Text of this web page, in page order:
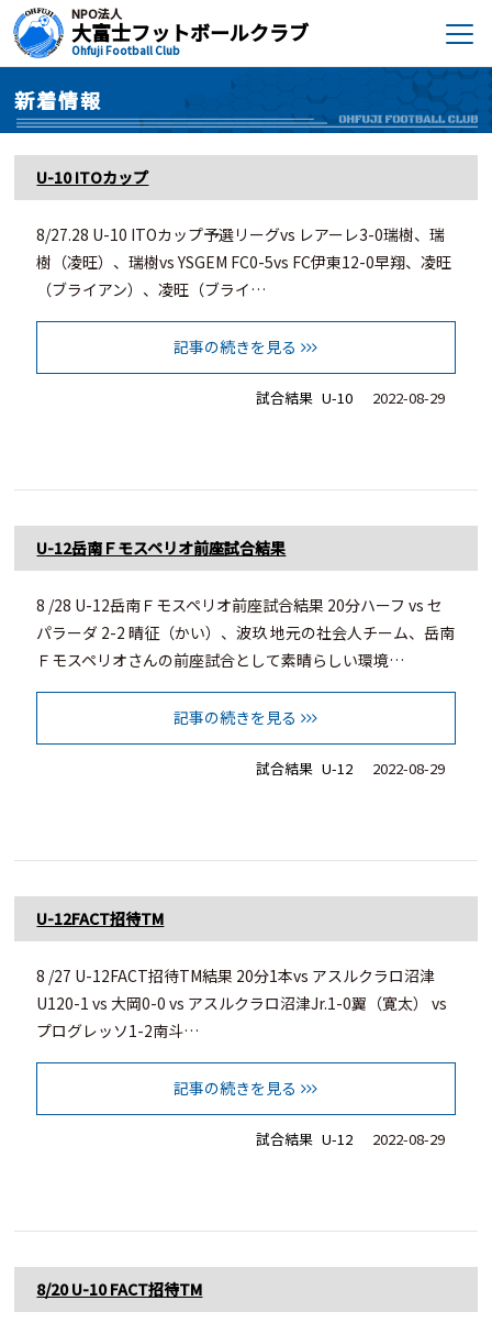
NPO法人
大富士フットボールクラブ
Ohfuji Football Club
新着情報
U-10 ITOカップ
8/27.28 U-10 ITOカップ予選リーグvs レアーレ3-0瑞樹、瑞
樹（凌旺）、瑞樹vs YSGEM FC0-5vs FC伊東12-0早翔、凌旺
（ブライアン）、凌旺（ブライ…
記事の続きを見る
試合結果 U-10 2022-08-29
U-12岳南Ｆモスペリオ前座試合結果
8 /28 U-12岳南Ｆモスペリオ前座試合結果 20分ハーフ vs セ
パラーダ 2-2 晴征（かい）、波玖 地元の社会人チーム、岳南
Ｆモスペリオさんの前座試合として素晴らしい環境…
記事の続きを見る
試合結果 U-12 2022-08-29
U-12FACT招待TM
8 /27 U-12FACT招待TM結果 20分1本vs アスルクラロ沼津
U120-1 vs 大岡0-0 vs アスルクラロ沼津Jr.1-0翼（寛太） vs
プログレッソ1-2南斗…
記事の続きを見る
試合結果 U-12 2022-08-29
8/20 U-10 FACT招待TM